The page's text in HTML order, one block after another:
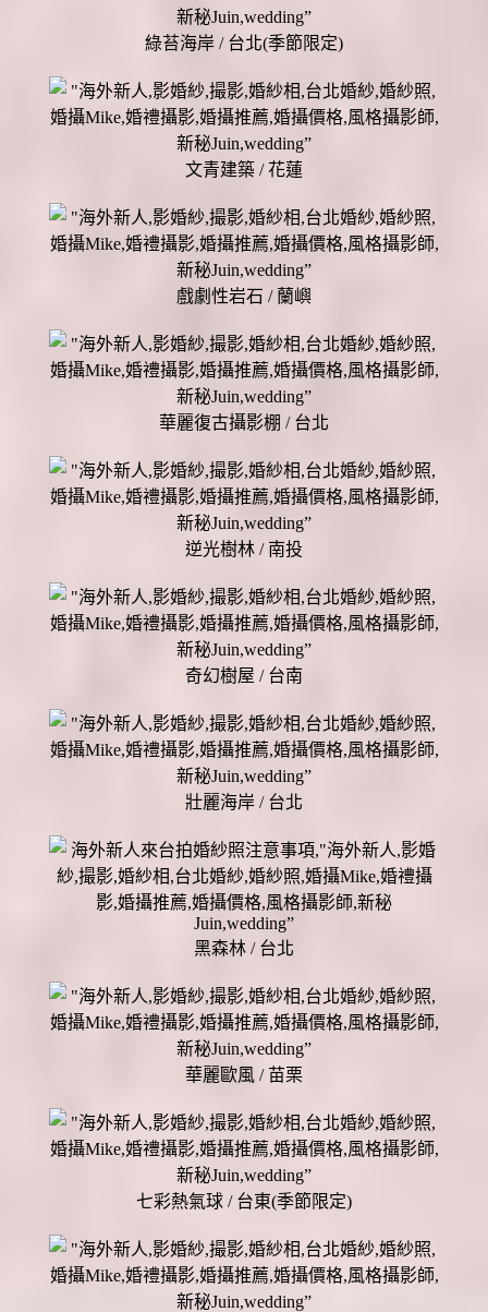
綠苔海岸 / 台北(季節限定)
文青建築 / 花蓮
戲劇性岩石 / 蘭嶼
華麗復古攝影棚 / 台北
逆光樹林 / 南投
奇幻樹屋 / 台南
壯麗海岸 / 台北
黑森林 / 台北
華麗歐風 / 苗栗
七彩熱氣球 / 台東(季節限定)